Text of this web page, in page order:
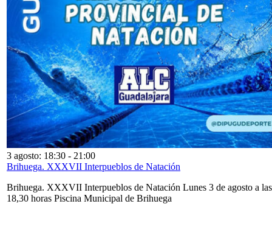
3 agosto: 18:30 - 21:00
Brihuega. XXXVII Interpueblos de Natación
Brihuega. XXXVII Interpueblos de Natación Lunes 3 de agosto a las
18,30 horas Piscina Municipal de Brihuega